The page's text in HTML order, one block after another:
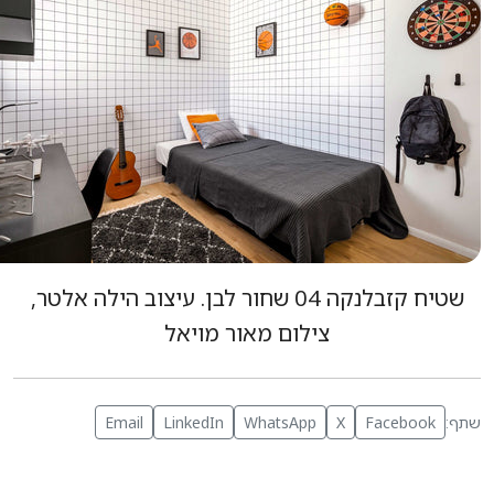
שטיח קזבלנקה 04 שחור לבן. עיצוב הילה אלטר,
צילום מאור מויאל
Facebook
X
WhatsApp
LinkedIn
Email